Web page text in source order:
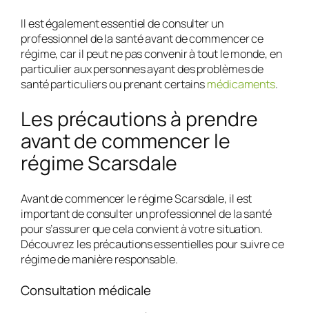
Il est également essentiel de consulter un
professionnel de la santé avant de commencer ce
régime, car il peut ne pas convenir à tout le monde, en
particulier aux personnes ayant des problèmes de
santé particuliers ou prenant certainsmédicaments.
Les précautions à prendre
avant de commencer le
régime Scarsdale
Avant de commencer le régime Scarsdale, il est
important de consulter un professionnel de la santé
pour s’assurer que cela convient à votre situation.
Découvrez les précautions essentielles pour suivre ce
régime de manière responsable.
Consultation médicale